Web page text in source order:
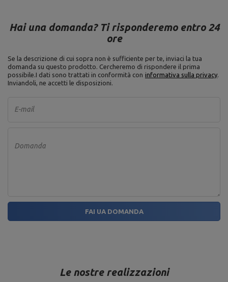
Hai una domanda? Ti risponderemo entro 24
ore
Se la descrizione di cui sopra non è sufficiente per te, inviaci la tua
domanda su questo prodotto. Cercheremo di rispondere il prima
possibile.I dati sono trattati in conformità con informativa sulla privacy.
Inviandoli, ne accetti le disposizioni.
E-mail
Domanda
FAI UA DOMANDA
Le nostre realizzazioni